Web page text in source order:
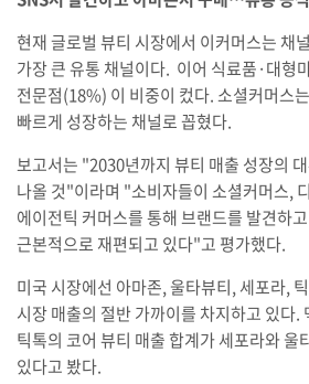
현재 글로벌 뷰티 시장에서 이커머스는 채
가장 큰 유통 채널이다. 이어 식료품·대형
전문점(18%) 이 비중이 컸다. 소셜커머스
빠르게 성장하는 채널로 꼽혔다.
보고서는 "2030년까지 뷰티 매출 성장의
나올 것"이라며 "소비자들이 소셜커머스,
에이전틱 커머스를 통해 브랜드를 발견하
근본적으로 재편되고 있다"고 평가했다.
미국 시장에선 아마존, 울타뷰티, 세포라,
시장 매출의 절반 가까이를 차지하고 있다.
틱톡의 코어 뷰티 매출 합계가 세포라와 울
있다고 봤다.